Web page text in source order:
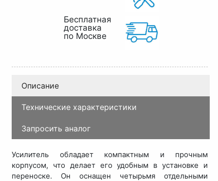
Бесплатная
доставка
по Москве
Описание
Технические характеристики
Запросить аналог
Усилитель обладает компактным и прочным
корпусом, что делает его удобным в установке и
переноске. Он оснащен четырьмя отдельными